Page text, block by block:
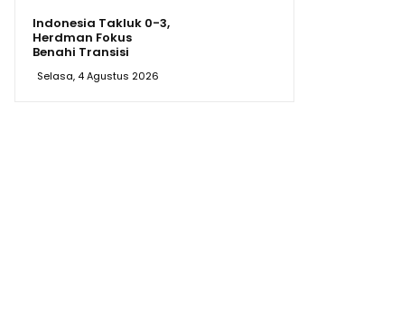
Indonesia Takluk 0-3,
Herdman Fokus
Benahi Transisi
Selasa, 4 Agustus 2026